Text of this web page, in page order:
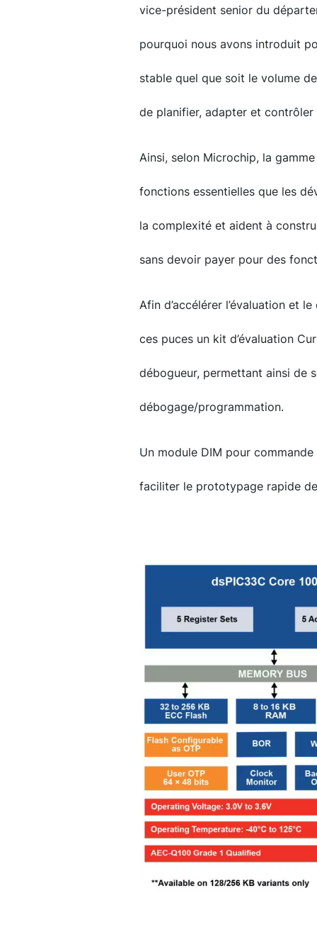
vice-président senior du
pourquoi nous avons introduit
stable quel que soit le volume
de planifier, adapter et
Ainsi, selon Microchip, la
fonctions essentielles que les
la complexité et aident à
sans devoir payer pour des
Afin d’accélérer l’évaluation et
ces puces un kit d’évaluation
débogueur, permettant ainsi de
débogage/programmation.
Un module DIM pour
faciliter le prototypage rapide